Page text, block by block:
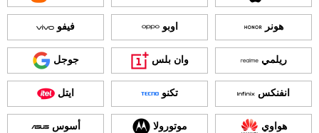
هونر اوبو فيفو
ريلمي وان بلس جوجل
انفنكس تكنو ايتل
هواوي موتورولا أسوس